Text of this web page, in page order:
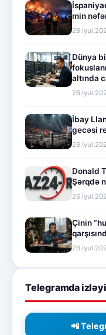
min
Dünya
altında
İbay
gecəsi
Donald
Şərqdə
Çinin
Telegramda
📲